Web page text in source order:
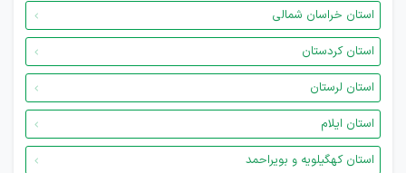
استان خراسان شمالی
استان کردستان
استان لرستان
استان ایلام
استان کهگیلویه و بویراحمد